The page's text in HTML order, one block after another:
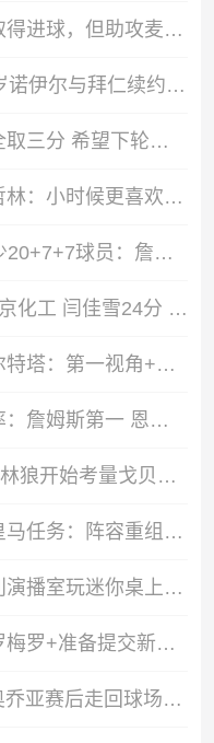
梅西本届赛事首次未能取得进球，但助攻麦卡利斯特先拔头筹
接受降薪！德天空：40岁诺伊尔与拜仁续约至2027年，预计很快官宣
肯帕努：赛前就预感能全取三分 希望下轮对阵国安延续良好状态
为什么选择打篮球？王哲林：小时候更喜欢乒乓球 但个子太高了
NBA历史季后赛场均至少20+7+7球员：詹姆斯 东契奇 约基奇 巴恩斯
华中科大5人上双击败北京化工 闫佳雪24分 张恒硕25+8+8
为何笃定绝平犯规？阿尔特塔：第一视角+球员反应+回放都明明白白
上赛季季后赛中投命中率：詹姆斯第一 恩比德第五 杰伦·布朗第七
当初的10换1！名记：森林狼开始考量戈贝尔的长期价值并产生疑虑
马卡分析穆里尼奥回归皇马任务：阵容重组、减少伤病、整顿更衣室
还是那么秀！伊布和亨利演播室玩迷你桌上足球，各种秀花式
罗马诺：马竞商谈引进罗梅罗+准备提交新报价，球员希望加盟
此情此景...40岁墨西哥奥乔亚赛后走回球场中央，深情告别